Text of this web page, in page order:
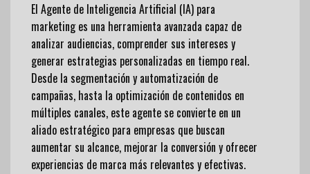
El Agente de Inteligencia Artificial (IA) para
marketing es una herramienta avanzada capaz de
analizar audiencias, comprender sus intereses y
generar estrategias personalizadas en tiempo real.
Desde la segmentación y automatización de
campañas, hasta la optimización de contenidos en
múltiples canales, este agente se convierte en un
aliado estratégico para empresas que buscan
aumentar su alcance, mejorar la conversión y ofrecer
experiencias de marca más relevantes y efectivas.